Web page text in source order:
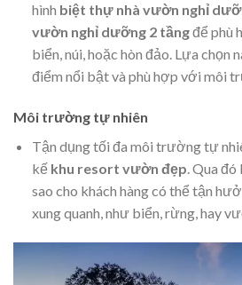
hình biệt thự nhà vườn nghỉ
vườn nghỉ dưỡng 2 tầngđể phù
biển, núi, hoặc hòn đảo. Lựa chọn
điểm nổi bật và phù hợp với môi
Môi trường tự nhiên
Tận dụng tối đa môi trường tự
kếkhu resort vườn đẹp. Qua
sao cho khách hàng có thể tận
xung quanh, như biển, rừng, hay